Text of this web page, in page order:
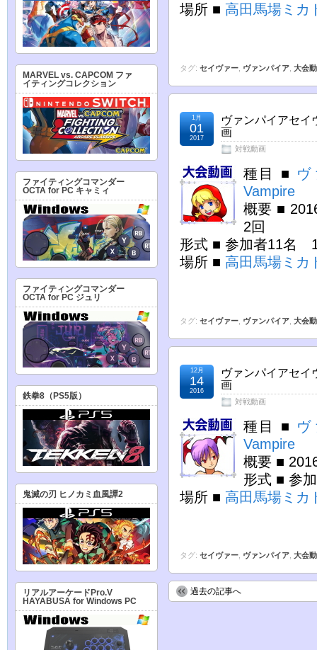
場所 ■ 高田馬場ミカ
タグ: セイヴァー ヴァンパイア 大会
ヴァンパイアセ
画
対戦動画
1月
01
2017
種目 ■ ヴ
Vampire
概要 ■
2回
形式 ■ 参加者11名
場所 ■ 高田馬場ミカ
タグ: セイヴァー ヴァンパイア 大会
ヴァンパイアセ
画
対戦動画
12月
14
2016
種目 ■ ヴ
Vampire
概要 ■
形式 ■ 参
場所 ■ 高田馬場ミカ
タグ: セイヴァー ヴァンパイア 大会
過去の記事へ
MARVEL vs. CAPCOM ファ
イティングコレクション
ファイティングコマンダー
OCTA for PC キャミィ
ファイティングコマンダー
OCTA for PC ジュリ
鉄拳8（PS5版）
鬼滅の刃 ヒノカミ血風譚2
リアルアーケードPro.V
HAYABUSA for Windows PC